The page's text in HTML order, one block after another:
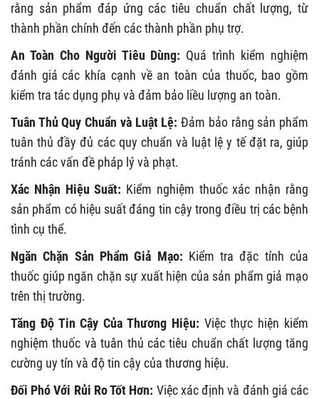
rằng sản phẩm đáp ứng các tiêu chuẩn chất lượng, từ
thành phần chính đến các thành phần phụ trợ.
An Toàn Cho Người Tiêu Dùng: Quá trình kiểm nghiệm
đánh giá các khía cạnh về an toàn của thuốc, bao gồm
kiểm tra tác dụng phụ và đảm bảo liều lượng an toàn.
Tuân Thủ Quy Chuẩn và Luật Lệ:Đảm bảo rằng sản phẩm
tuân thủ đầy đủ các quy chuẩn và luật lệ y tế đặt ra, giúp
tránh các vấn đề pháp lý và phạt.
Xác Nhận Hiệu Suất: Kiểm nghiệm thuốc xác nhận rằng
sản phẩm có hiệu suất đáng tin cậy trong điều trị các bệnh
tình cụ thể.
Ngăn Chặn Sản Phẩm Giả Mạo: Kiểm tra đặc tính của
thuốc giúp ngăn chặn sự xuất hiện của sản phẩm giả mạo
trên thị trường.
Tăng Độ Tin Cậy Của Thương Hiệu: Việc thực hiện kiểm
nghiệm thuốc và tuân thủ các tiêu chuẩn chất lượng tăng
cường uy tín và độ tin cậy của thương hiệu.
Đối Phó Với Rủi Ro Tốt Hơn: Việc xác định và đánh giá các